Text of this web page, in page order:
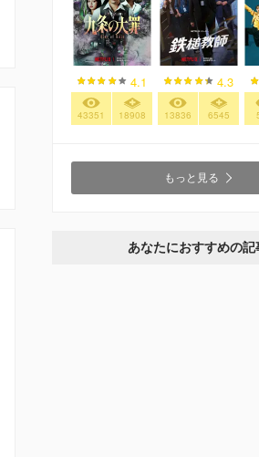
4.1
43351 18908
4.3
13836 6545
もっと見る
あなたにおすすめの記